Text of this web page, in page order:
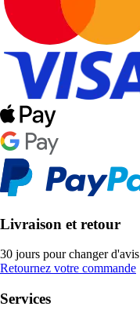
Livraison et retour
30 jours pour changer d'avis
Retournez votre commande
Services